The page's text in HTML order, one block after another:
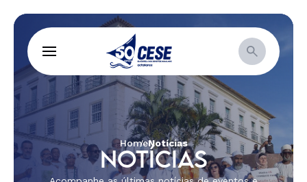
HomeNotícias
NOTÍCIAS